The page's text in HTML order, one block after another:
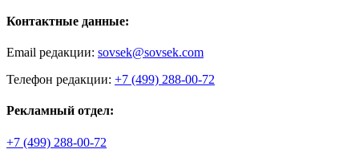
Контактные данные:
Email редакции: sovsek@sovsek.com
Телефон редакции: +7 (499) 288-00-72
Рекламный отдел:
+7 (499) 288-00-72